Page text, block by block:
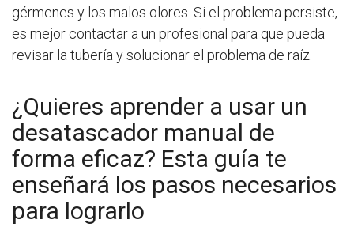
gérmenes y los malos olores. Si el problema persiste,
es mejor contactar a un profesional para que pueda
revisar la tubería y solucionar el problema de raíz.
¿Quieres aprender a usar un
desatascador manual de
forma eficaz? Esta guía te
enseñará los pasos necesarios
para lograrlo